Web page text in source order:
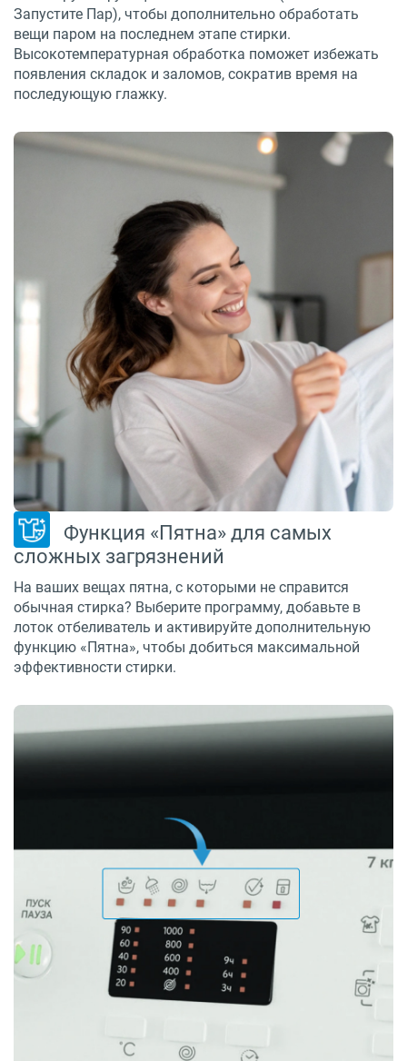
Запустите Пар), чтобы дополнительно обработать
вещи паром на последнем этапе стирки.
Высокотемпературная обработка поможет избежать
появления складок и заломов, сократив время на
последующую глажку.
Функция «Пятна» для самых
сложных загрязнений
На ваших вещах пятна, с которыми не справится
обычная стирка? Выберите программу, добавьте в
лоток отбеливатель и активируйте дополнительную
функцию «Пятна», чтобы добиться максимальной
эффективности стирки.